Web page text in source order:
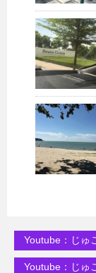
Youtube：じゅ
Youtube：じゅ